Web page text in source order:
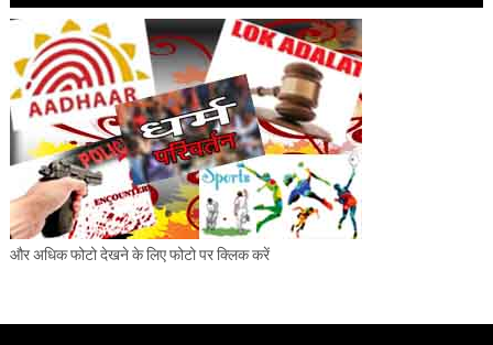
और अधिक फोटो देखने के लिए फोटो पर क्लिक करें